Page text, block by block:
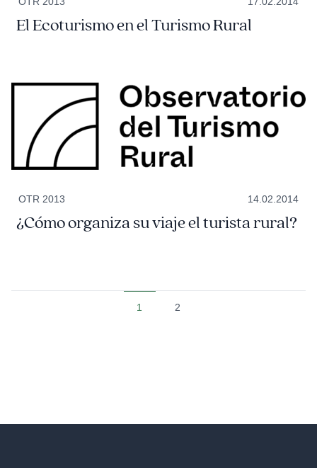
El Ecoturismo en el Turismo Rural
OTR 2013 14.02.2014
¿Cómo organiza su viaje el turista rural?
1 2